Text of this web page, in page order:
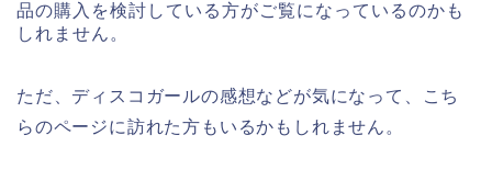
品の購入を検討している方がご覧になっているのかも
しれません。
ただ、ディスコガールの感想などが気になって、こち
らのページに訪れた方もいるかもしれません。